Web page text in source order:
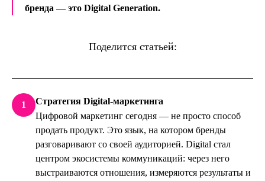
бренда — это Digital Generation.
Поделится статьей:
1
Стратегия Digital-маркетинга
Цифровой маркетинг сегодня — не просто способ
продать продукт. Это язык, на котором бренды
разговаривают со своей аудиторией. Digital стал
центром экосистемы коммуникаций: через него
выстраиваются отношения, измеряются результаты и